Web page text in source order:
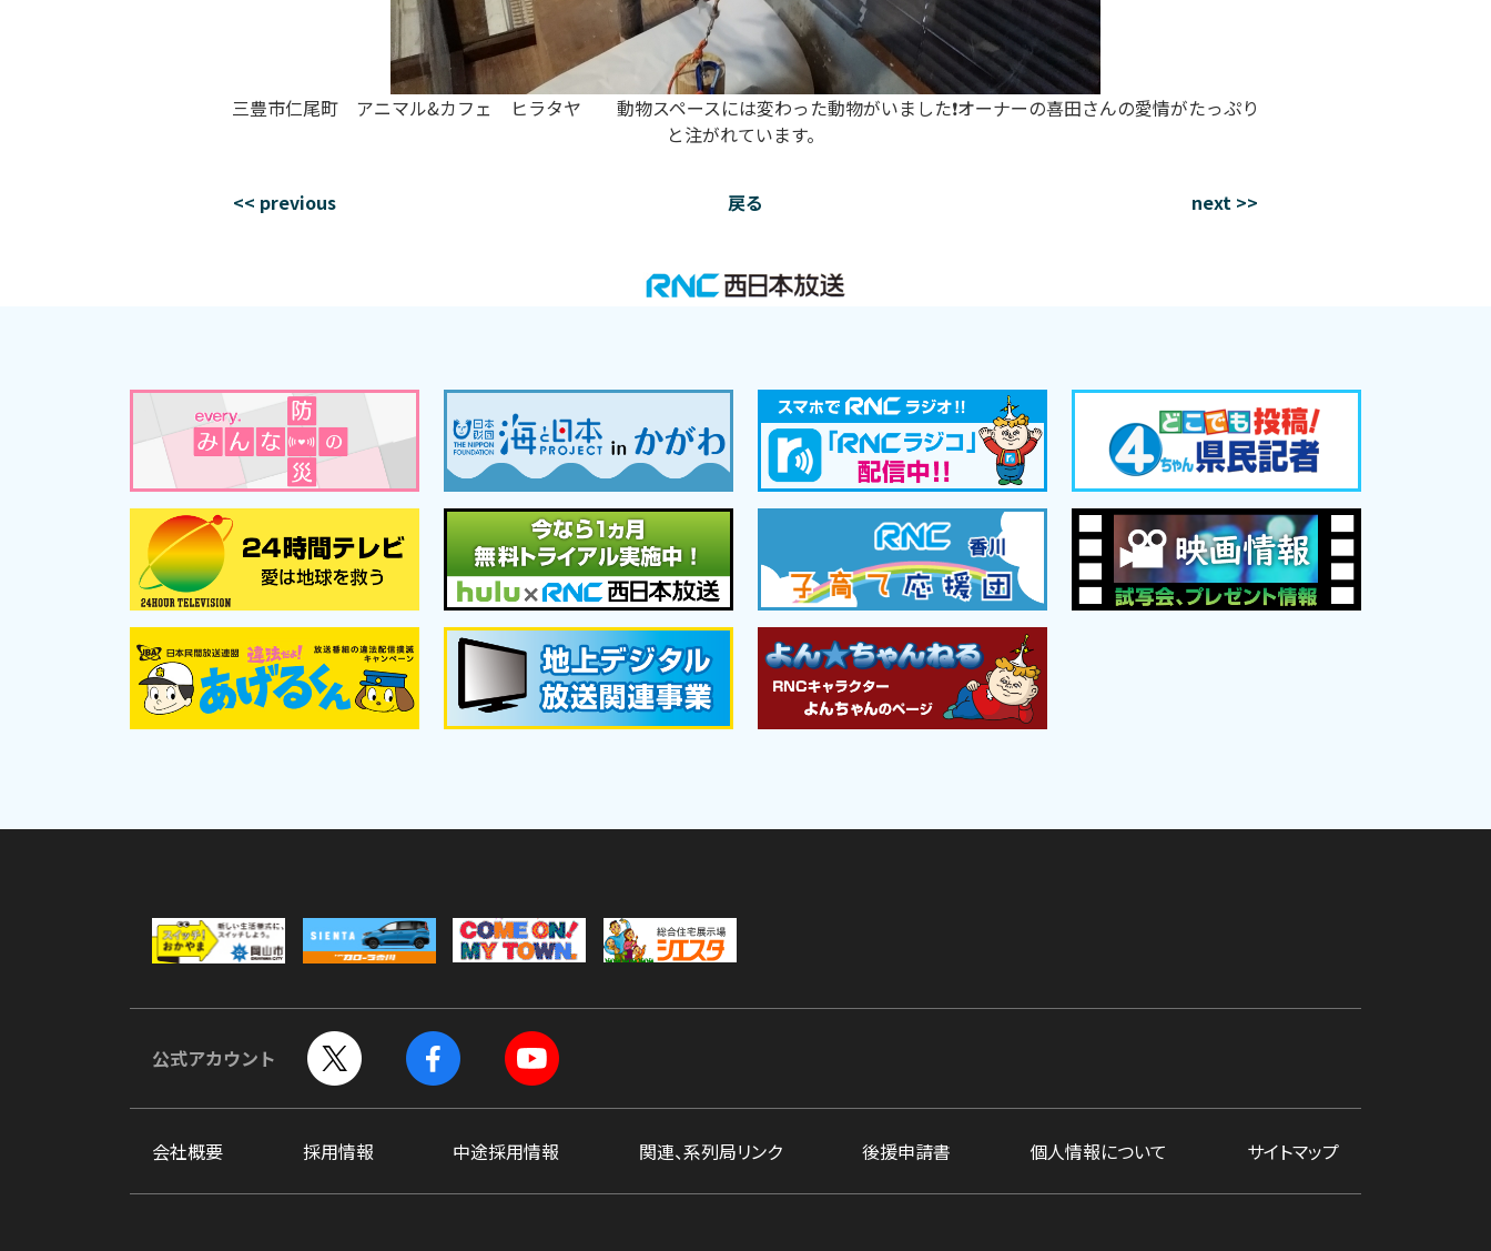
三豊市仁尾町 アニマル&カフェ ヒラタヤ 動物スペースには変わった動物がいました❗オーナーの喜田さんの愛情がたっぷり
と注がれています。
<< previous 戻る next >>
公式アカウント
会社概要 採用情報 中途採用情報 関連、系列局リンク 後援申請書 個人情報について サイトマップ